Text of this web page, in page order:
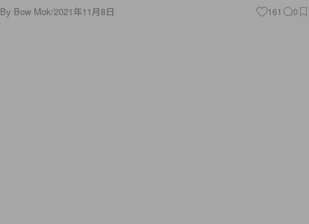
By Bow Mok/2021年11月8日 161 0